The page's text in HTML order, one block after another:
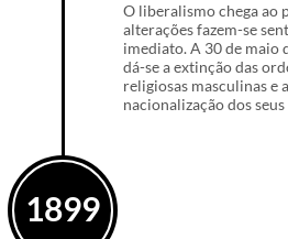
O liberalismo chega ao
alterações fazem-se
imediato. A 30 de maio
dá-se a extinção das
religiosas masculinas e a
nacionalização dos seus
1899